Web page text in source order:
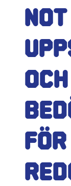
och
för